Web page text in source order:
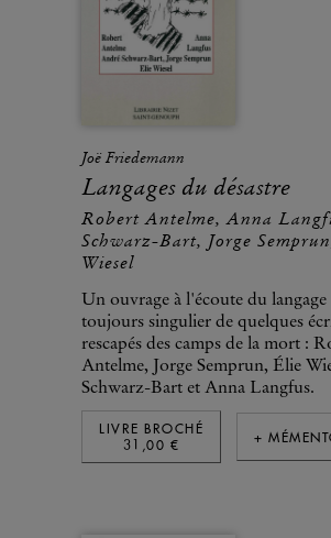
Joë Friedemann
Langages du désastre
Robert Antelme, Anna
Schwarz-Bart, Jorge
Wiesel
Un ouvrage à l'écoute du
toujours singulier de quelques
rescapés des camps de la mort :
Antelme, Jorge Semprun, Élie
Schwarz-Bart et Anna Langfus.
LIVRE BROCHÉ
31,00 €
+